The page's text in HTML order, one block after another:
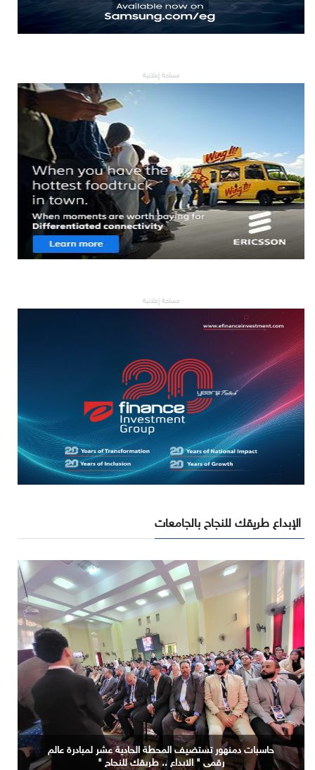
مساحة إعلانية
مساحة إعلانية
الإبداع طريقك للنجاح بالجامعات
حاسبات دمنهور تستضيف المحطة الحادية عشر لمبادرة عالم
رقمي " الابداع .. طريقك للنجاح "